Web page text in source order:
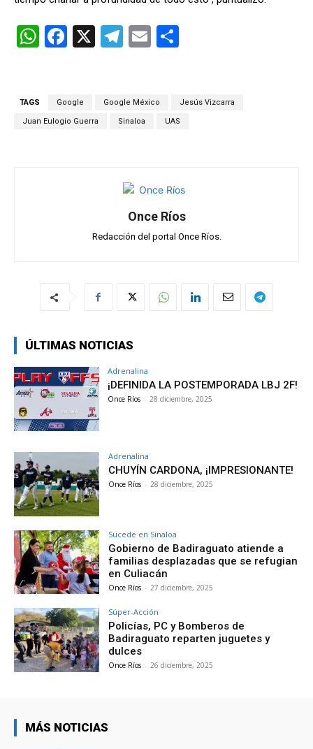
W
A
F
b
o
X
T
gr
a
E
p
ar
TAGS Google Google México Jesús Vizcarra
Juan Eulogio Guerra Sinaloa UAS
Once Ríos
Redacción del portal Once Ríos.
ÚLTIMAS NOTICIAS
Adrenalina
¡DEFINIDA LA POSTEMPORADA LBJ 2F!
Once Ríos - 28 diciembre, 2025
Adrenalina
CHUYÍN CARDONA, ¡IMPRESIONANTE!
Once Ríos - 28 diciembre, 2025
Sucede en Sinaloa
Gobierno de Badiraguato atiende a
familias desplazadas que se refugian
en Culiacán
Once Ríos - 27 diciembre, 2025
Súper-Acción
Policías, PC y Bomberos de
Badiraguato reparten juguetes y
dulces
Once Ríos - 26 diciembre, 2025
MÁS NOTICIAS